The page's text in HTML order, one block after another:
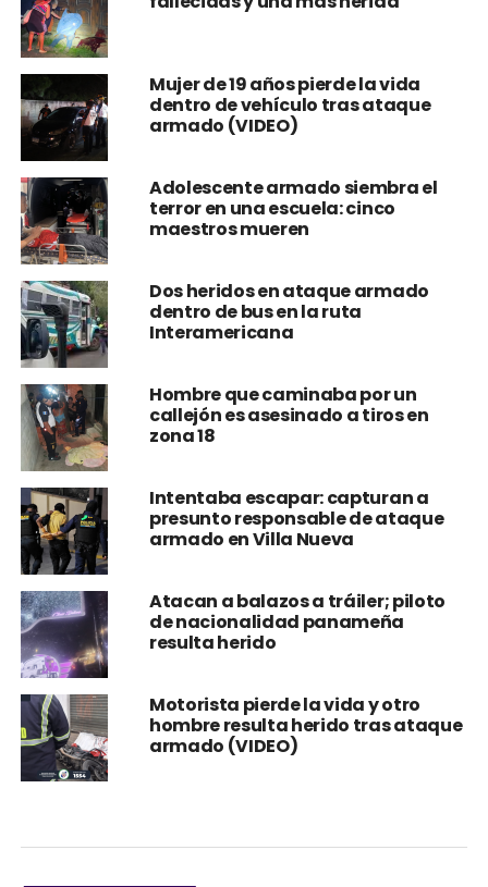
Mujer de 19 años pierde la vida
dentro de vehículo tras ataque
armado (VIDEO)
Adolescente armado siembra el
terror en una escuela: cinco
maestros mueren
Dos heridos en ataque armado
dentro de bus en la ruta
Interamericana
Hombre que caminaba por un
callejón es asesinado a tiros en
zona 18
Intentaba escapar: capturan a
presunto responsable de ataque
armado en Villa Nueva
Atacan a balazos a tráiler; piloto
de nacionalidad panameña
resulta herido
Motorista pierde la vida y otro
hombre resulta herido tras ataque
armado (VIDEO)